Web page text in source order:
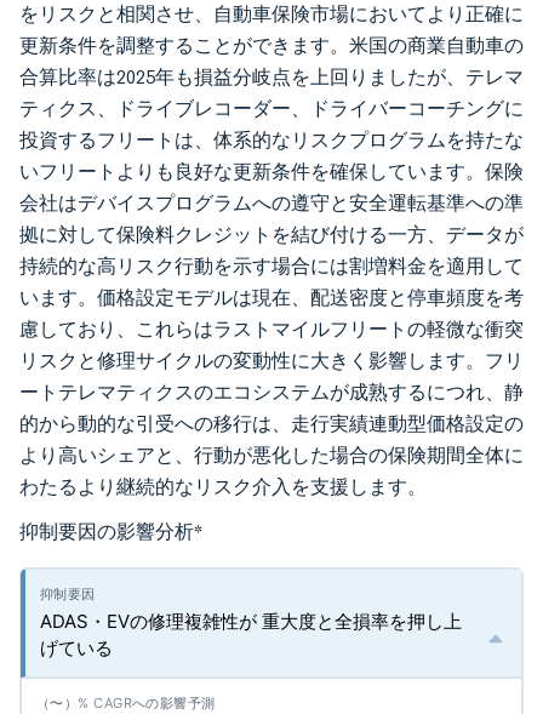
をリスクと相関させ、自動車保険市場においてより正確に
更新条件を調整することができます。米国の商業自動車の
合算比率は2025年も損益分岐点を上回りましたが、テレマ
ティクス、ドライブレコーダー、ドライバーコーチングに
投資するフリートは、体系的なリスクプログラムを持たな
いフリートよりも良好な更新条件を確保しています。保険
会社はデバイスプログラムへの遵守と安全運転基準への準
拠に対して保険料クレジットを結び付ける一方、データが
持続的な高リスク行動を示す場合には割増料金を適用して
います。価格設定モデルは現在、配送密度と停車頻度を考
慮しており、これらはラストマイルフリートの軽微な衝突
リスクと修理サイクルの変動性に大きく影響します。フリ
ートテレマティクスのエコシステムが成熟するにつれ、静
的から動的な引受への移行は、走行実績連動型価格設定の
より高いシェアと、行動が悪化した場合の保険期間全体に
わたるより継続的なリスク介入を支援します。
抑制要因の影響分析*
ADAS・EVの修理複雑性が 重大度と全損率を押し上
げている